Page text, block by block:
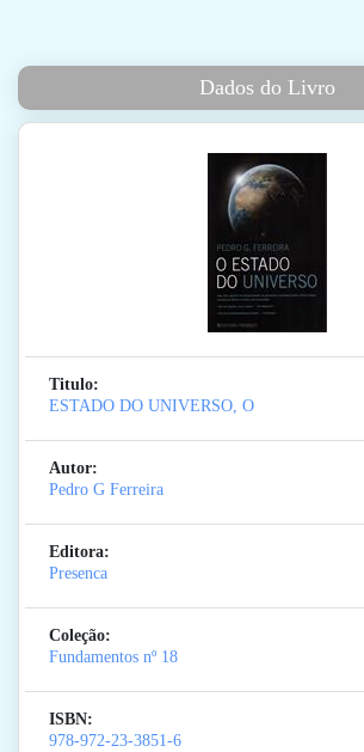
Dados do Livro
Titulo:
ESTADO DO UNIVERSO, O
Autor:
Pedro G Ferreira
Editora:
Presenca
Coleção:
Fundamentos nº 18
ISBN:
978-972-23-3851-6